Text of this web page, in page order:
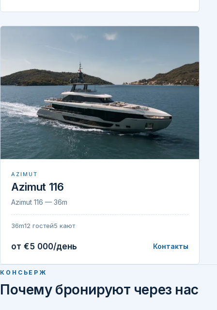
AZIMUT
Azimut 116
Azimut 116 — 36m
36m12 гостей5 кают
от €5 000/день Контакты
КОНСЬЕРЖ
Почему бронируют через нас